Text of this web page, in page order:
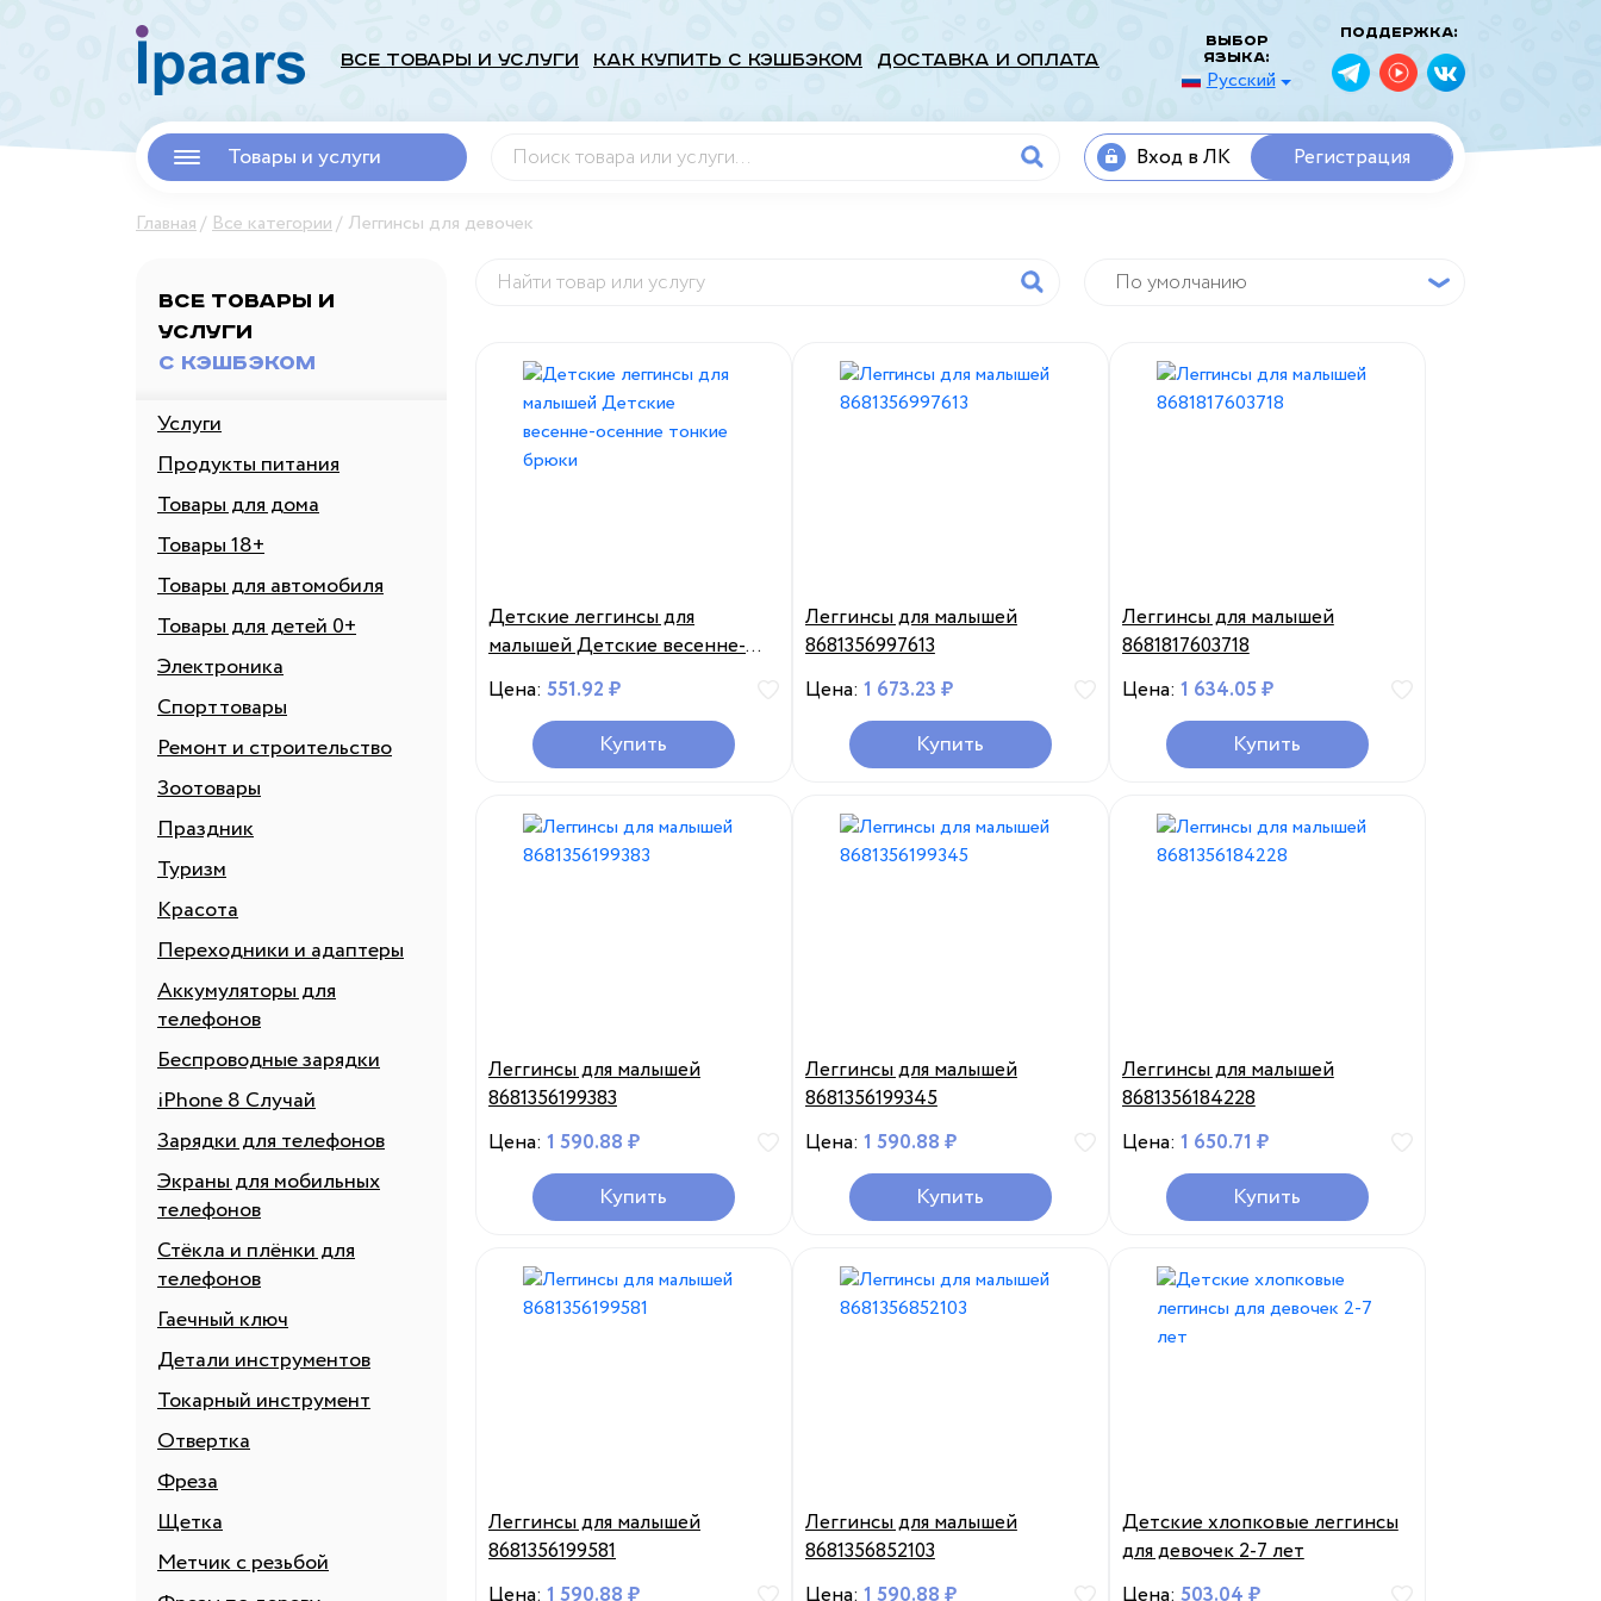
Все Товары и Услуги Как купить с кэшбэком Доставка и оплата
Выбор
языка:
Русский
Поддержка:
Товары и услуги Вход в ЛК Регистрация
Главная Все категории Леггинсы для девочек
Все товары и
услуги
с кэшбэком
Услуги
Продукты питания
Товары для дома
Товары 18+
Товары для автомобиля
Товары для детей 0+
Электроника
Спорттовары
Ремонт и строительство
Зоотовары
Праздник
Туризм
Красота
Переходники и адаптеры
Аккумуляторы для
телефонов
Беспроводные зарядки
iPhone 8 Случай
Зарядки для телефонов
Экраны для мобильных
телефонов
Стёкла и плёнки для
телефонов
Гаечный ключ
Детали инструментов
Токарный инструмент
Отвертка
Фреза
Щетка
Метчик с резьбой
Детские леггинсы для
малышей Детские весенне-
осенние тонкие брюки
Цена: 551.92 ₽
Купить
Леггинсы для малышей
8681356997613
Цена: 1 673.23 ₽
Купить
Леггинсы для малышей
8681817603718
Цена: 1 634.05 ₽
Купить
Леггинсы для малышей
8681356199383
Цена: 1 590.88 ₽
Купить
Леггинсы для малышей
8681356199345
Цена: 1 590.88 ₽
Купить
Леггинсы для малышей
8681356184228
Цена: 1 650.71 ₽
Купить
Леггинсы для малышей
8681356199581
Леггинсы для малышей
8681356852103
Детские хлопковые леггинсы
для девочек 2-7 лет